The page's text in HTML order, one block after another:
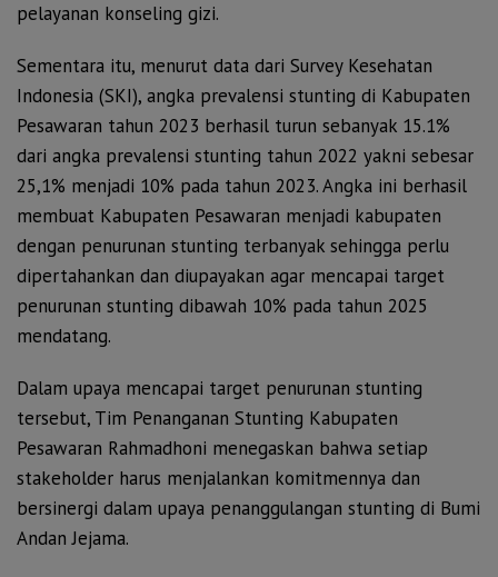
pelayanan konseling gizi.
Sementara itu, menurut data dari Survey Kesehatan
Indonesia (SKI), angka prevalensi stunting di Kabupaten
Pesawaran tahun 2023 berhasil turun sebanyak 15.1%
dari angka prevalensi stunting tahun 2022 yakni sebesar
25,1% menjadi 10% pada tahun 2023. Angka ini berhasil
membuat Kabupaten Pesawaran menjadi kabupaten
dengan penurunan stunting terbanyak sehingga perlu
dipertahankan dan diupayakan agar mencapai target
penurunan stunting dibawah 10% pada tahun 2025
mendatang.
Dalam upaya mencapai target penurunan stunting
tersebut, Tim Penanganan Stunting Kabupaten
Pesawaran Rahmadhoni menegaskan bahwa setiap
stakeholder harus menjalankan komitmennya dan
bersinergi dalam upaya penanggulangan stunting di Bumi
Andan Jejama.